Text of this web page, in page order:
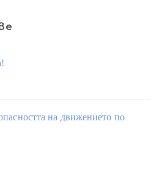
на движението по